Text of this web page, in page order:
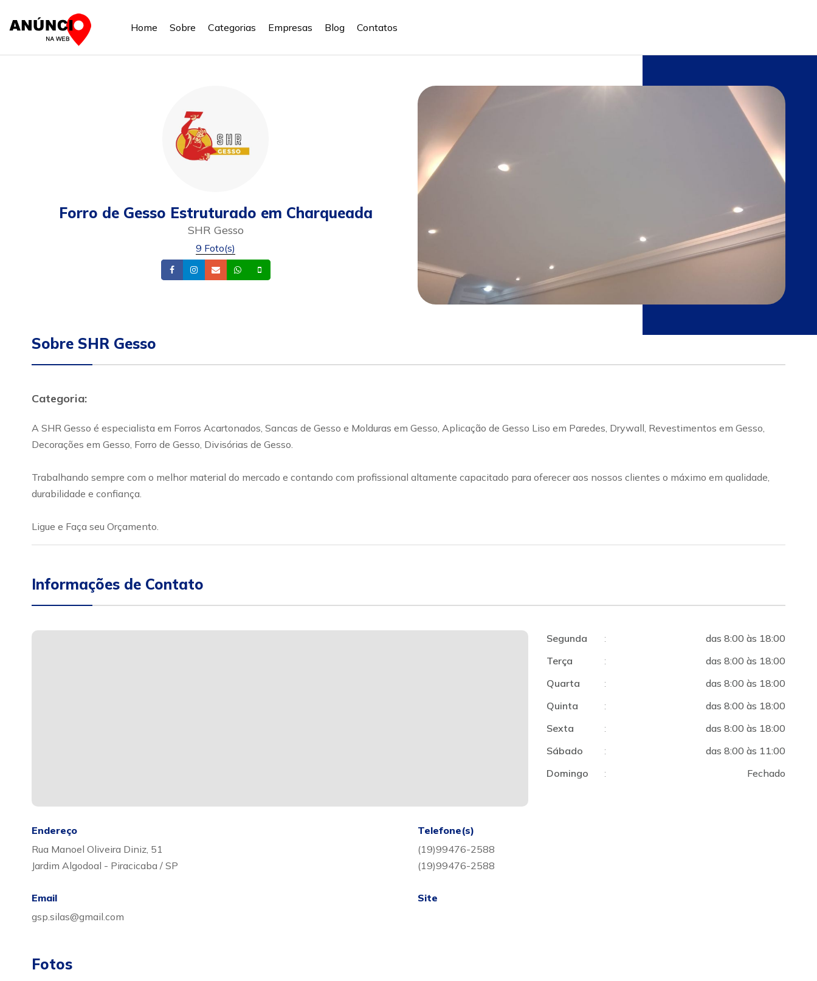
Home Sobre Categorias Empresas Blog Contatos
Forro de Gesso Estruturado em Charqueada
SHR Gesso
9 Foto(s)
FacebookInstagram
Email Whatsapp
Sobre SHR Gesso
Categoria:
A SHR Gesso é especialista em Forros Acartonados, Sancas de Gesso e Molduras em Gesso, Aplicação de Gesso Liso em Paredes, Drywall, Revestimentos em Gesso,
Decorações em Gesso, Forro de Gesso, Divisórias de Gesso.
Trabalhando sempre com o melhor material do mercado e contando com profissional altamente capacitado para oferecer aos nossos clientes o máximo em qualidade,
durabilidade e confiança.
Ligue e Faça seu Orçamento.
Informações de Contato
Segunda :
das 8:00 às 18:00
Terça
:
das 8:00 às 18:00
Quarta
:
das 8:00 às 18:00
Quinta
:
das 8:00 às 18:00
Sexta
:
das 8:00 às 18:00
Sábado
:
das 8:00 às 11:00
Domingo
: Fechado
Endereço
Rua Manoel Oliveira Diniz, 51
Jardim Algodoal - Piracicaba / SP
Telefone(s)
(19)99476-2588
(19)99476-2588
Email
gsp.silas@gmail.com
Site
Fotos